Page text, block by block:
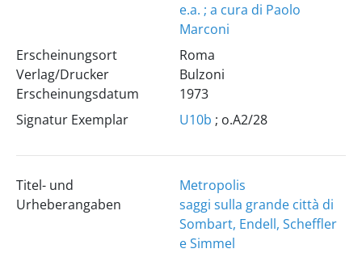
e.a. ; a cura di Paolo
Marconi
Erscheinungsort
Verlag/Drucker
Erscheinungsdatum
Roma
Bulzoni
1973
Signatur Exemplar
U10b ; o.A2/28
Titel- und
Urheberangaben
Metropolis
saggi sulla grande città di
Sombart, Endell, Scheffler
e Simmel